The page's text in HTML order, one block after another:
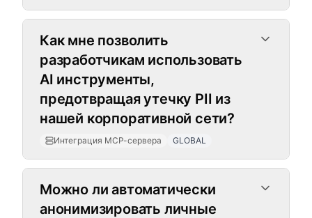
Как мне позволить
разработчикам использовать
AI инструменты,
предотвращая утечку PII из
нашей корпоративной сети?
Интеграция MCP-сервера GLOBAL
Можно ли автоматически
анонимизировать личные